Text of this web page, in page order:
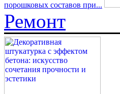
порошковых составов при...
Ремонт